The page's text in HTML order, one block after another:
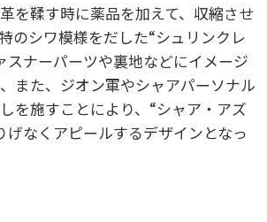
を鞣す時に薬品を加えて、収縮させ
のシワ模様をだした“シュリンクレ
スナーパーツや裏地などにイメージ
また、ジオン軍やシャアパーソナル
を施すことにより、“シャア・アズ
げなくアピールするデザインとなっ